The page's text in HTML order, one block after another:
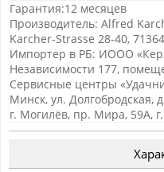
Гарантия:12 месяцев
Производитель: Alfred
Karcher-Strasse 28-40,
Импортер в РБ: ИООО
Независимости 177,
Сервисные центры
Минск, ул. Долгобродская,
г. Могилёв, пр. Мира, 59А,